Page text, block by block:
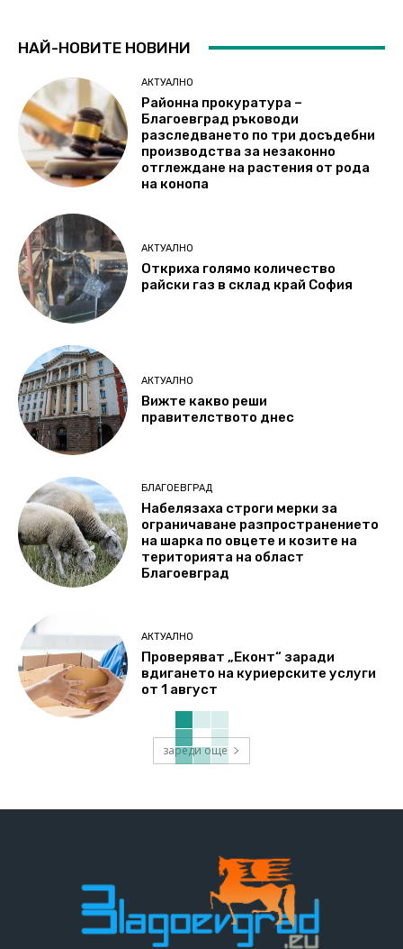
НАЙ-НОВИТЕ НОВИНИ
АКТУАЛНО
Районна прокуратура –
Благоевград ръководи
разследването по три досъдебни
производства за незаконно
отглеждане на растения от рода
на конопа
АКТУАЛНО
Откриха голямо количество
райски газ в склад край София
АКТУАЛНО
Вижте какво реши
правителството днес
БЛАГОЕВГРАД
Набелязаха строги мерки за
ограничаване разпространението
на шарка по овцете и козите на
територията на област
Благоевград
АКТУАЛНО
Проверяват „Еконт“ заради
вдигането на куриерските услуги
от 1 август
зареди още